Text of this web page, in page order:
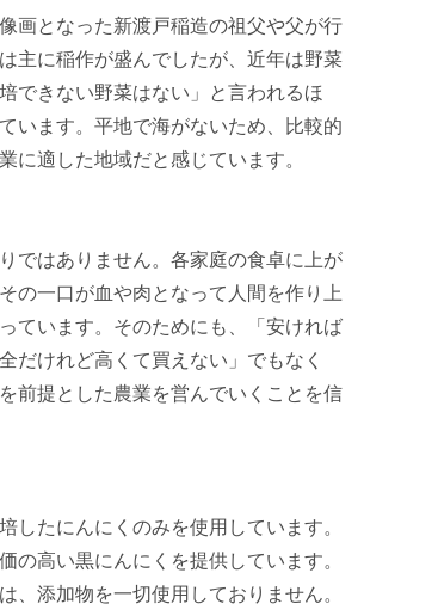
画となった新渡戸稲造の祖父や父が行
主に稲作が盛んでしたが、近年は野菜
できない野菜はない」と言われるほ
います。平地で海がないため、比較的
に適した地域だと感じています。
ではありません。各家庭の食卓に上が
の一口が血や肉となって人間を作り上
ています。そのためにも、「安ければ
だけれど高くて買えない」でもなく
前提とした農業を営んでいくことを信
たにんにくのみを使用しています。
の高い黒にんにくを提供しています。
添加物を一切使用しておりません。